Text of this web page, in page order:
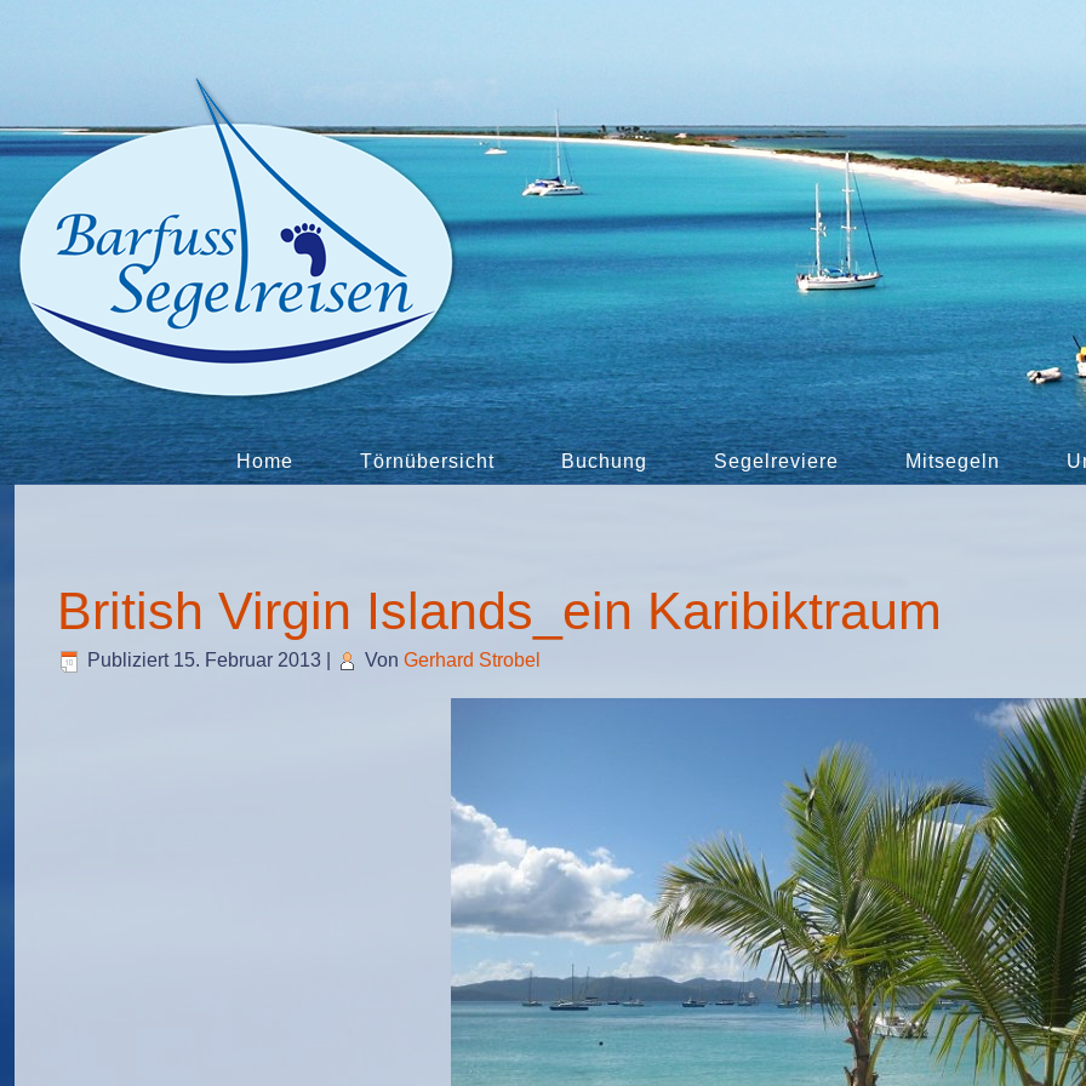
Home Törnübersicht Buchung Segelreviere Mitsegeln
British Virgin Islands_ein Karibiktraum
Publiziert 15. Februar 2013 Von Gerhard Strobel